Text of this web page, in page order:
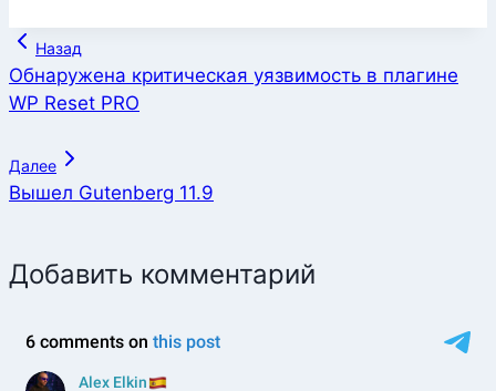
Навигация
по
записям
Назад
Обнаружена критическая уязвимость в плагине
WP Reset PRO
Далее
Вышел Gutenberg 11.9
Добавить комментарий